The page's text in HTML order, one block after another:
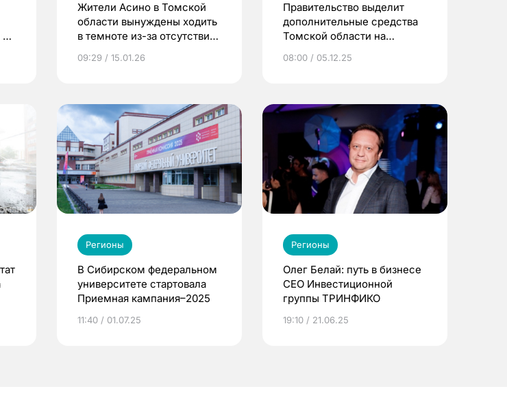
в
Жители Асино в Томской
области вынуждены ходить
в темноте из-за отсутствия
09:29 / 15.01.26
Правительство выделит
дополнительные средства
Томской области на
пожаров
08:00 / 05.12.25
Регионы
В Сибирском федеральном
университете стартовала
Приемная кампания–2025
11:40 / 01.07.25
Регионы
Олег Белай: путь в бизнесе
CEO Инвестиционной
группы ТРИНФИКО
19:10 / 21.06.25